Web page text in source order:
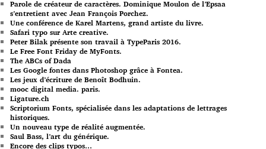
Parole de créateur de caractères. Dominique Moulon de l’Epsaa
s’entretient avec Jean François Porchez.
Une conférence de Karel Martens, grand artiste du livre.
Safari typo sur Arte creative.
Peter Bilak présente son travail à TypeParis 2016.
Le Free Font Friday de MyFonts.
The ABCs of Dada
Les Google fontes dans Photoshop grâce à Fontea.
Les jeux d’écriture de Benoît Bodhuin.
mooc digital media. paris.
Ligature.ch
Scriptorium Fonts, spécialisée dans les adaptations de lettrages
historiques.
Un nouveau type de réalité augmentée.
Saul Bass, l’art du générique.
Encore des clips typos…